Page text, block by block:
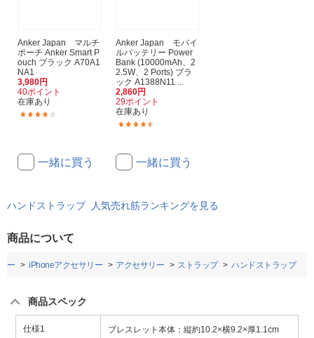
Anker Japan マルチ
ポーチ Anker Smart P
ouch ブラック A70A1
NA1
3,980円
40ポイント
在庫あり
一緒に買う
Anker Japan モバイ
ルバッテリー Power
Bank (10000mAh、2
2.5W、2 Ports) ブラ
ック A1388N11 ...
2,860円
29ポイント
在庫あり
一緒に買う
ハンドストラップ 人気売れ筋ランキングを見る
商品について
ー iPhoneアクセサリー アクセサリー ストラップ ハンドストラップ
商品スペック
仕様1 ブレスレット本体：縦約10.2×横9.2×厚1.1cm